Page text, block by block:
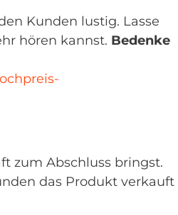
Kunden lustig. Lasse
hören kannst. Bedenke
zum Abschluss bringst.
das Produkt verkauft